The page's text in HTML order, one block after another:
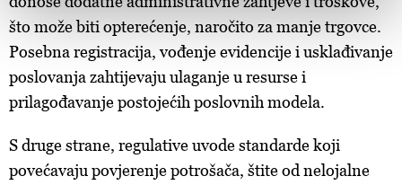
Zajednički voditelji obrade su HD-WIN ARENA SPORT
Partneri
. Više o podacima koje obrađujemo kao i
o vašim pravima pročitajte u našojPolitici privatnosti
o kolačićima i drugim sličnim tehnologijama uPolitici
ažurirati klikom na „Prikaži detalje“. Privolu možete u bilo
kojem trenutku povući bez negativnih posljedica.
što može biti opterećenje, naročito za manje trgovce.
Posebna registracija, vođenje evidencije i usklađivanje
poslovanja zahtijevaju ulaganje u resurse i
prilagođavanje postojećih poslovnih modela.
S druge strane, regulative uvode standarde koji
povećavaju povjerenje potrošača, štite od nelojalne